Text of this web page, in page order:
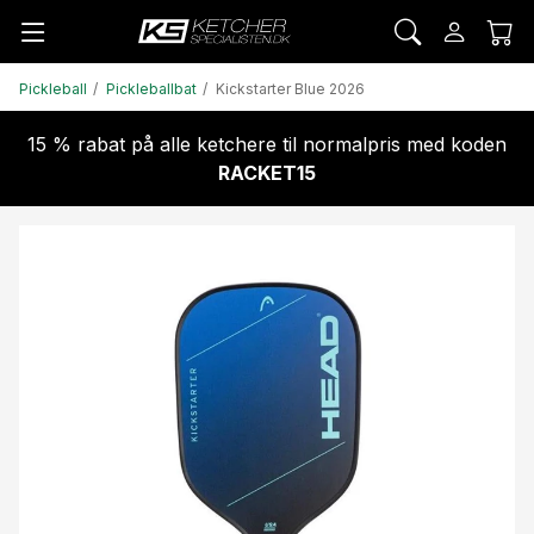
Pickleball Pickleballbat Kickstarter Blue 2026
15 % rabat på alle ketchere til normalpris med koden
RACKET15